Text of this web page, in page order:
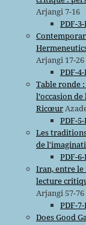
Arjangi 7-16
PDF-
Arjangi 17-26
PDF-4-
Table ronde
l’occasion
Ricœur
PDF-
Les
de
PDF-
Iran, entre le
lecture
Arjangi 57-76
PDF-
Does Good